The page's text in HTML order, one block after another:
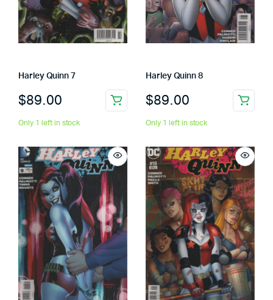
Harley Quinn 7
$89.00
Only 1 left in stock
Harley Quinn 8
$89.00
Only 1 left in stock